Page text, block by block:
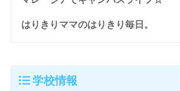
はりきりママのはりきり毎日。
学校情報